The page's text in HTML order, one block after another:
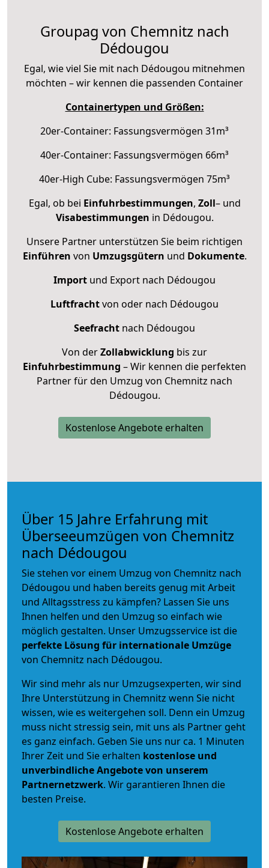
Groupag von Chemnitz nach
Dédougou
Egal, wie viel Sie mit nach Dédougou mitnehmen
möchten – wir kennen die passenden Container
Containertypen und Größen:
20er-Container: Fassungsvermögen 31m³
40er-Container: Fassungsvermögen 66m³
40er-High Cube: Fassungsvermögen 75m³
Egal, ob bei Einfuhrbestimmungen, Zoll– und
Visabestimmungen in Dédougou.
Unsere Partner unterstützen Sie beim richtigen
Einführen von Umzugsgütern und Dokumente.
Import und Export nach Dédougou
Luftfrachtvon oder nach Dédougou
Seefracht nach Dédougou
Von derZollabwicklung bis zur
Einfuhrbestimmung – Wir kennen die perfekten
Partner für den Umzug von Chemnitz nach
Dédougou.
Kostenlose Angebote erhalten
Über 15 Jahre Erfahrung mit
Überseeumzügen von Chemnitz
nach Dédougou
Sie stehen vor einem Umzug von Chemnitz nach
Dédougou und haben bereits genug mit Arbeit
und Alltagsstress zu kämpfen? Lassen Sie uns
Ihnen helfen und den Umzug so einfach wie
möglich gestalten. Unser Umzugsservice ist die
perfekte Lösung für internationale Umzüge
von Chemnitz nach Dédougou.
Wir sind mehr als nur Umzugsexperten, wir sind
Ihre Unterstützung in Chemnitz wenn Sie nicht
wissen, wie es weitergehen soll. Denn ein Umzug
muss nicht stressig sein, mit uns als Partner geht
es ganz einfach. Geben Sie uns nur ca. 1 Minuten
Ihrer Zeit und Sie erhalten kostenlose und
unverbindlicheAngebote von unserem
Partnernetzwerk. Wir garantieren Ihnen die
besten Preise.
Kostenlose Angebote erhalten